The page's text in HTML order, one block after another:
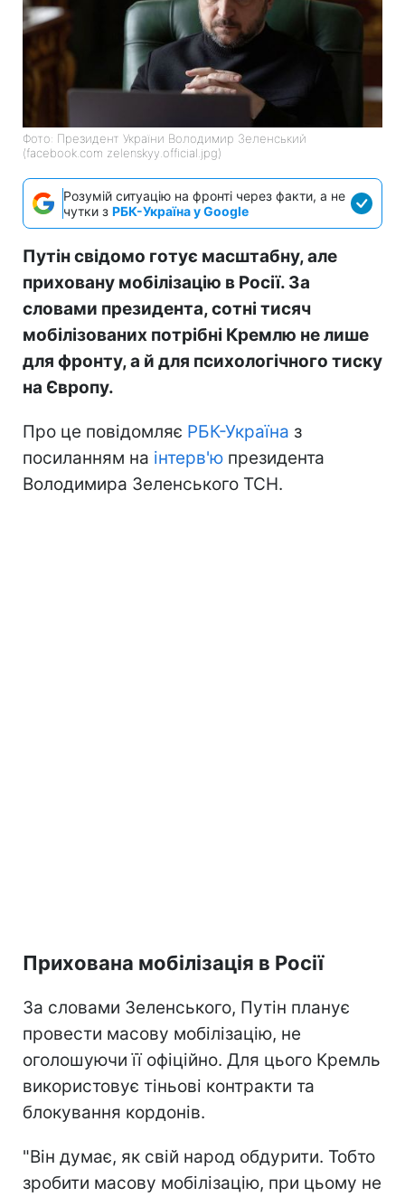
Фото: Президент України Володимир Зеленський
(facebook.com zelenskyy.official.jpg)
Розумій ситуацію на фронті через факти, а не
чутки з РБК-Україна у Google
Путін свідомо готує масштабну, але
приховану мобілізацію в Росії. За
словами президента, сотні тисяч
мобілізованих потрібні Кремлю не лише
для фронту, а й для психологічного тиску
на Європу.
Про це повідомляє РБК-Україна з
посиланням на інтерв'ю президента
Володимира Зеленського ТСН.
Прихована мобілізація в Росії
За словами Зеленського, Путін планує
провести масову мобілізацію, не
оголошуючи її офіційно. Для цього Кремль
використовує тіньові контракти та
блокування кордонів.
"Він думає, як свій народ обдурити. Тобто
зробити масову мобілізацію, при цьому не